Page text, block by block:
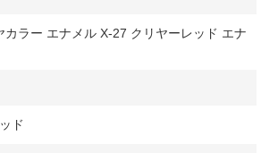
ラー エナメル X-27 クリヤーレッド エナ
ド